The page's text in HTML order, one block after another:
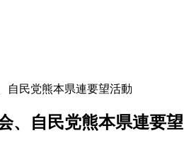
自民党熊本県連要望活動
、自民党熊本県連要望